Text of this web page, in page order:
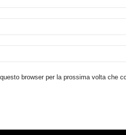
browser per la prossima volta che